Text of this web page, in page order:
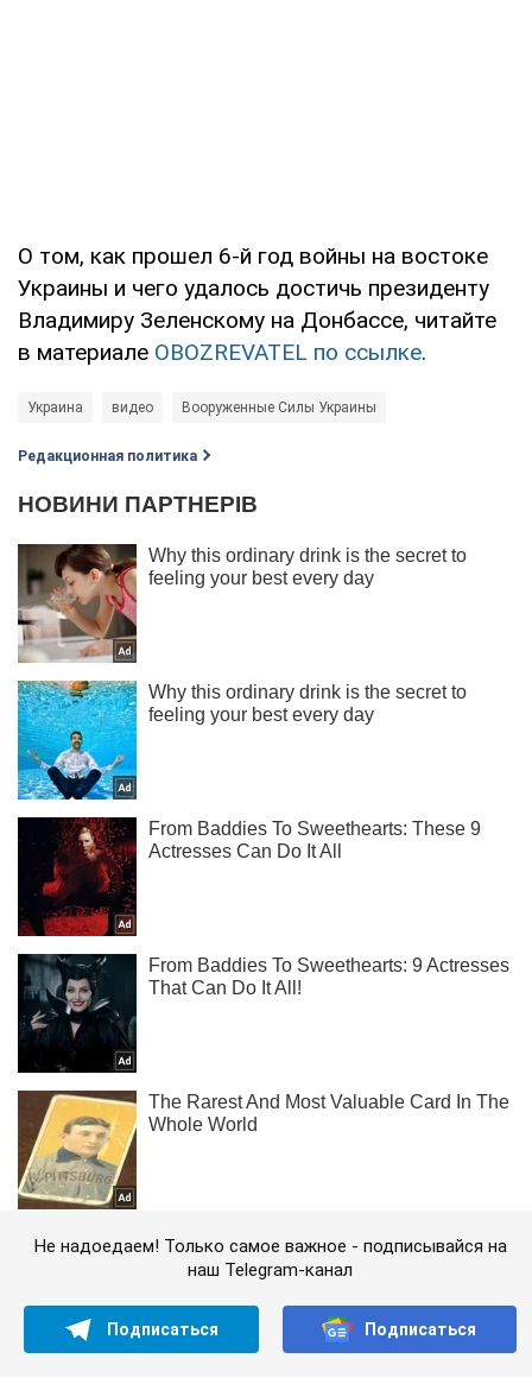
О том, как прошел 6-й год войны на востоке
Украины и чего удалось достичь президенту
Владимиру Зеленскому на Донбассе, читайте
в материале OBOZREVATEL по ссылке.
Украина видео Вооруженные Силы Украины
Редакционная политика
Не надоедаем! Только самое важное - подписывайся на
наш Telegram-канал
Подписаться Подписаться